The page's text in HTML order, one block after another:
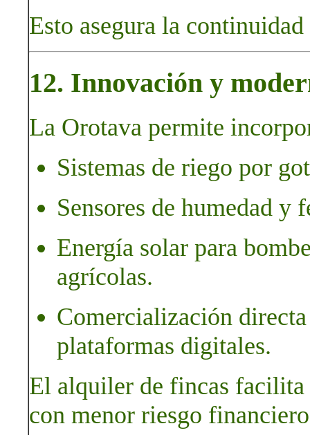
Esto asegura la
12. Innovación y
La Orotava permite
Sistemas de riego por
Sensores de humedad
Energía solar para
agrícolas.
Comercialización
plataformas digitales.
El alquiler de fincas
con menor riesgo